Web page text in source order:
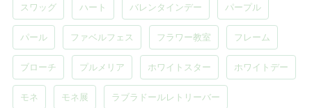
スワッグ ハート バレンタインデー パープル
パール ファベルフェス フラワー教室 フレーム
ブローチ プルメリア ホワイトスター ホワイトデー
モネ モネ展 ラブラドールレトリーバー